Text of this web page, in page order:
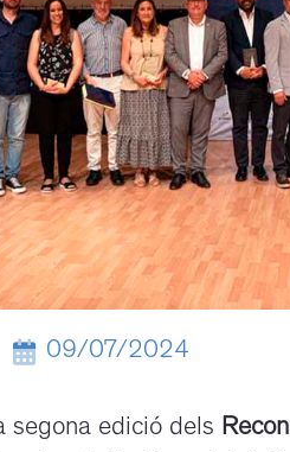
09/07/2024
segona edició dels